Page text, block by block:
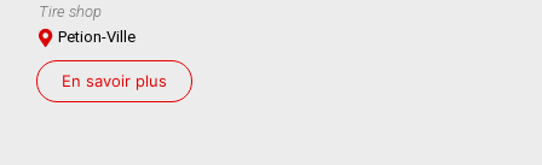
Tire shop
Petion-Ville
En savoir plus